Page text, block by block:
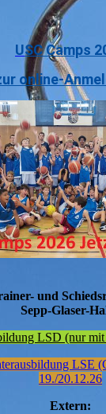
USC Camps
online-
und
Sepp-Glaser-
LSD (nur
LSE
19./20.12.26
Extern: